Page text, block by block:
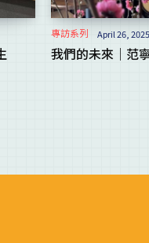
專訪系列 April 26, 2025
我們的未來｜范